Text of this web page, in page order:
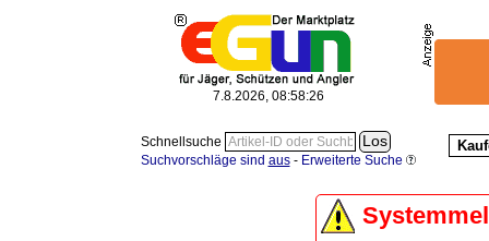
7.8.2026, 08:58:26
Schnellsuche
Suchvorschläge sind aus- Erweiterte Suche